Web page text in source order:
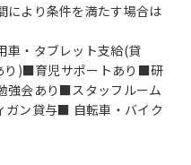
より条件を満たす場合は
・タブレット支給(貸
り)■育児サポートあり■研
強会あり■スタッフルーム
ガン貸与■ 自転車・バイク